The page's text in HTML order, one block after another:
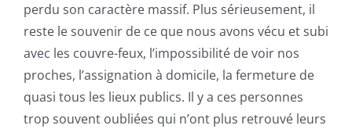
perdu son caractère massif. Plus sérieusement, il
reste le souvenir de ce que nous avons vécu et subi
avec les couvre-feux, l’impossibilité de voir nos
proches, l’assignation à domicile, la fermeture de
quasi tous les lieux publics. Il y a ces personnes
trop souvent oubliées qui n’ont plus retrouvé leurs